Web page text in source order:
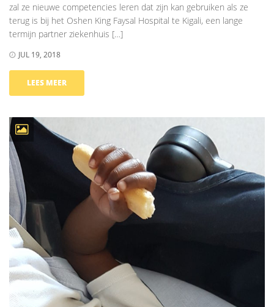
zal ze nieuwe competencies leren dat zijn kan gebruiken als ze
terug is bij het Oshen King Faysal Hospital te Kigali, een lange
termijn partner ziekenhuis […]
JUL 19, 2018
LEES MEER